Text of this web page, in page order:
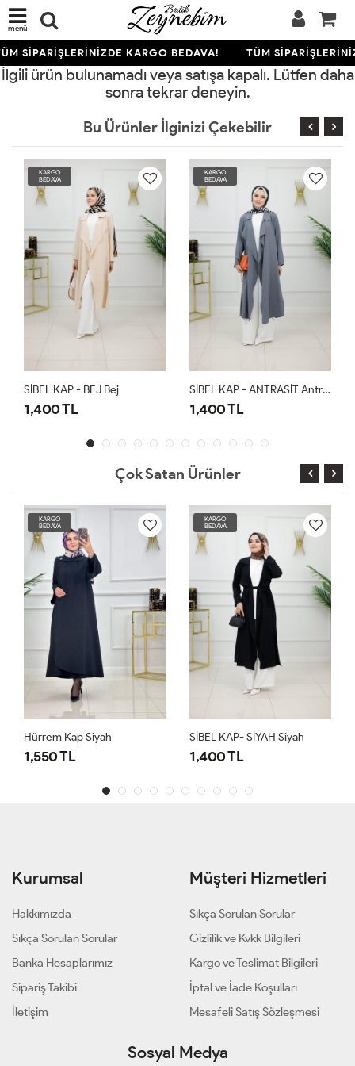
menü
SİPARİŞLERİNİZDE KARGO BEDAVA! TÜM
İlgili ürün bulunamadı veya satışa kapalı. Lütfen daha
sonra tekrar deneyin.
Bu Ürünler İlginizi Çekebilir
KARGO
BEDAVA
SİBEL KAP - BEJ Bej
1,400 TL
KARGO
BEDAVA
SİBEL KAP - ANTRASİT Antrasit
1,400 TL
Çok Satan Ürünler
KARGO
BEDAVA
Hürrem Kap Siyah
1,550 TL
KARGO
BEDAVA
SİBEL KAP- SİYAH Siyah
1,400 TL
Kurumsal
Hakkımızda
Sıkça Sorulan Sorular
Banka Hesaplarımız
Sipariş Takibi
İletişim
Müşteri Hizmetleri
Sıkça Sorulan Sorular
Gizlilik ve Kvkk Bilgileri
Kargo ve Teslimat Bilgileri
İptal ve İade Koşulları
Mesafeli Satış Sözleşmesi
Sosyal Medya